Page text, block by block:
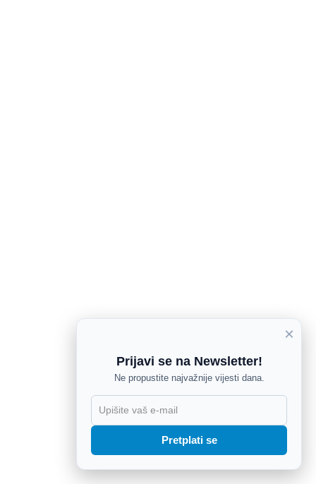
×
Prijavi se na Newsletter!
Ne propustite najvažnije vijesti dana.
Pretplati se